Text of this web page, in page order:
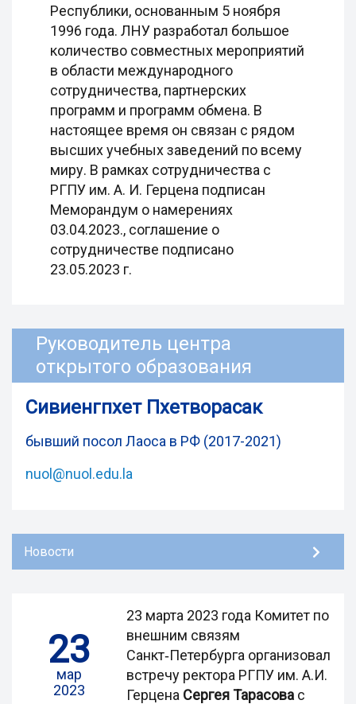
Республики, основанным 5 ноября
1996 года. ЛНУ разработал большое
количество совместных мероприятий
в области международного
сотрудничества, партнерских
программ и программ обмена. В
настоящее время он связан с рядом
высших учебных заведений по всему
миру. В рамках сотрудничества с
РГПУ им. А. И. Герцена подписан
Меморандум о намерениях
03.04.2023., соглашение о
сотрудничестве подписано
23.05.2023 г.
Руководитель центра
открытого образования
Сивиенгпхет Пхетворасак
бывший посол Лаоса в РФ (2017-2021)
nuol@nuol.edu.la
Новости
23
мар
2023
23 марта 2023 года Комитет по
внешним связям
Санкт‑Петербурга организовал
встречу ректора РГПУ им. А.И.
Герцена Сергея Тарасова с